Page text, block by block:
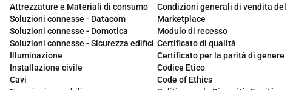
Attrezzature e Materiali di consumo
Soluzioni connesse - Datacom
Soluzioni connesse - Domotica
Soluzioni connesse - Sicurezza edifici
Illuminazione
Installazione civile
Cavi
Condizioni generali di vendita del
Marketplace
Modulo di recesso
Certificato di qualità
Certificato per la parità di genere
Codice Etico
Code of Ethics